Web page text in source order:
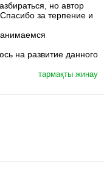
но автор
за терпение и
на развитие данного
тармақты жинау